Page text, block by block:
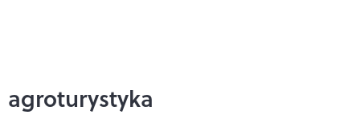
agroturystyka